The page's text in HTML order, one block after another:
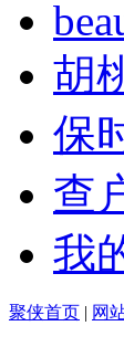
胡
保
查
我
聚侠首页 | 网